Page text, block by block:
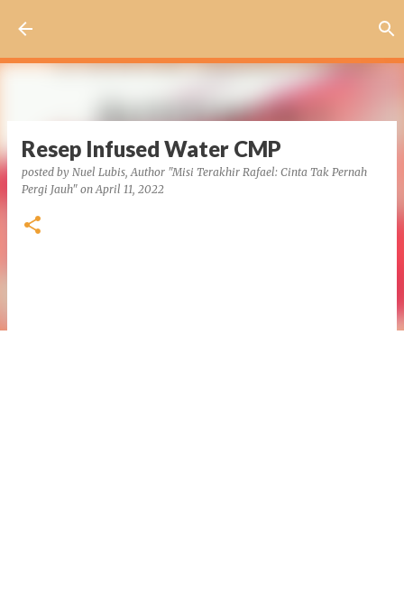
Resep Infused Water CMP
posted by Nuel Lubis, Author "Misi Terakhir Rafael: Cinta Tak Pernah
Pergi Jauh" onApril 11, 2022